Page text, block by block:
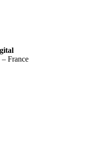
France